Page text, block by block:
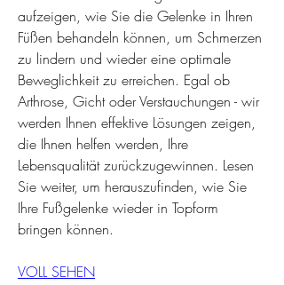
aufzeigen, wie Sie die Gelenke in Ihren
Füßen behandeln können, um Schmerzen
zu lindern und wieder eine optimale
Beweglichkeit zu erreichen. Egal ob
Arthrose, Gicht oder Verstauchungen - wir
werden Ihnen effektive Lösungen zeigen,
die Ihnen helfen werden, Ihre
Lebensqualität zurückzugewinnen. Lesen
Sie weiter, um herauszufinden, wie Sie
Ihre Fußgelenke wieder in Topform
bringen können.
VOLL SEHEN